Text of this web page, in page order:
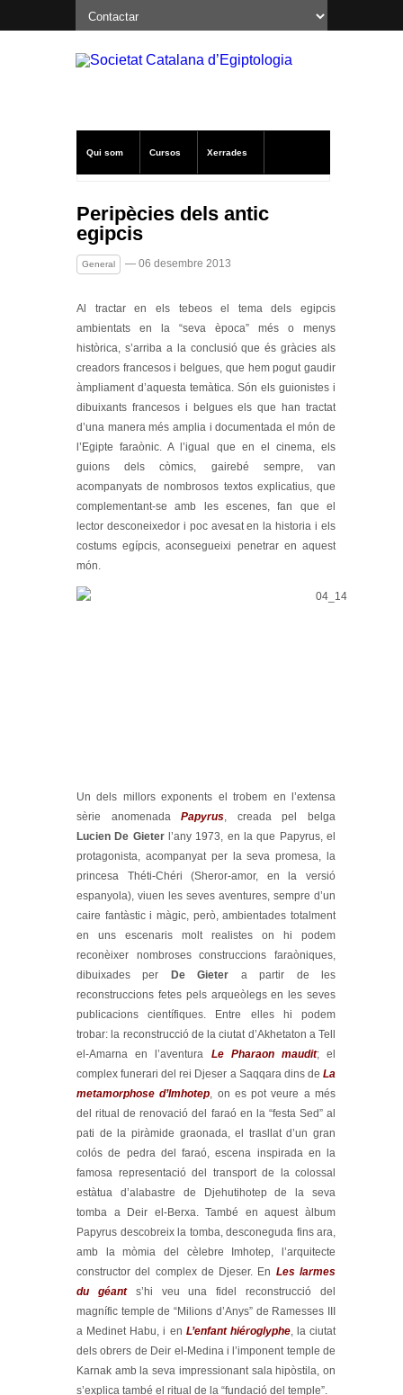
Qui som Cursos Xerrades
Publicacions
Peripècies dels antic
egipcis
General — 06 desembre 2013
Al tractar en els tebeos el tema dels egipcis
ambientats en la “seva època” més o menys
històrica, s’arriba a la conclusió que és gràcies als
creadors francesos i belgues, que hem pogut gaudir
àmpliament d’aquesta temàtica. Són els guionistes i
dibuixants francesos i belgues els que han tractat
d’una manera més amplia i documentada el món de
l’Egipte faraònic. A l’igual que en el cinema, els
guions dels còmics, gairebé sempre, van
acompanyats de nombrosos textos explicatius, que
complementant-se amb les escenes, fan que el
lector desconeixedor i poc avesat en la historia i els
costums egípcis, aconsegueixi penetrar en aquest
món.
Un dels millors exponents el trobem en l’extensa
sèrie anomenadaPapyrus, creada pel belga
Lucien De Gieterl’any 1973, en la que Papyrus, el
protagonista, acompanyat per la seva promesa, la
princesa Théti-Chéri (Sheror-amor, en la versió
espanyola), viuen les seves aventures, sempre d’un
caire fantàstic i màgic, però, ambientades totalment
en uns escenaris molt realistes on hi podem
reconèixer nombroses construccions faraòniques,
dibuixades per
De Gieter a partir de les
reconstruccions fetes pels arqueòlegs en les seves
publicacions científiques. Entre elles hi podem
trobar: la reconstrucció de la ciutat d’Akhetaton a Tell
el-Amarna en l’aventura Le Pharaon maudit; el
complex funerari del rei Djeser a Saqqara dins de La
metamorphose d’Imhotep, on es pot veure a més
del ritual de renovació del faraó en la “festa Sed” al
pati de la piràmide graonada, el trasllat d’un gran
colós de pedra del faraó, escena inspirada en la
famosa representació del transport de la colossal
estàtua d’alabastre de Djehutihotep de la seva
tomba a Deir el-Berxa. També en aquest àlbum
Papyrus descobreix la tomba, desconeguda fins ara,
amb la mòmia del cèlebre Imhotep, l’arquitecte
constructor del complex de Djeser. En Les larmes
du géants’hi veu una fidel reconstrucció del
magnífic temple de “Milions d’Anys” de Ramesses III
a Medinet Habu, i en L’enfant hiéroglyphe, la ciutat
dels obrers de Deir el-Medina i l’imponent temple de
Karnak amb la seva impressionant sala hipòstila, on
s’explica també el ritual de la “fundació del temple”.